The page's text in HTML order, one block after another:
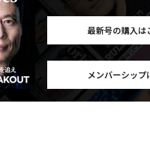
最新号の購入は
メンバーシップ